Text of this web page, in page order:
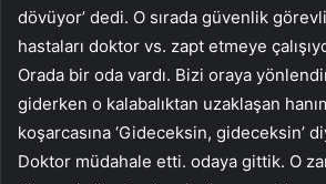
dövüyor’ dedi. O sırada güvenlik
hastaları doktor vs. zapt etmeye
Orada bir oda vardı. Bizi oraya
giderken o kalabalıktan uzaklaşan
koşarcasına ‘Gideceksin, gideceksin’
Doktor müdahale etti. odaya gittik. O